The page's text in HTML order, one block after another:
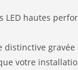
hautes
gravée
votre